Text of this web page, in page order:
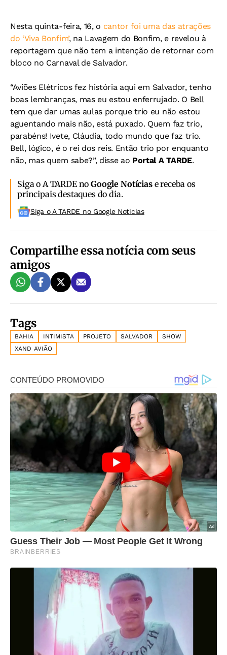
Nesta quinta-feira, 16, o cantor foi uma das atrações
do ‘Viva Bonfim’, na Lavagem do Bonfim, e revelou à
reportagem que não tem a intenção de retornar com
bloco no Carnaval de Salvador.
“Aviões Elétricos fez história aqui em Salvador, tenho
boas lembranças, mas eu estou enferrujado. O Bell
tem que dar umas aulas porque trio eu não estou
aguentando mais não, está puxado. Quem faz trio,
parabéns! Ivete, Cláudia, todo mundo que faz trio.
Bell, lógico, é o rei dos reis. Então trio por enquanto
não, mas quem sabe?”, disse ao Portal A TARDE.
Siga o A TARDE noGoogle Notíciase receba os
principais destaques do dia.
Siga o A TARDE no Google Noticias
Compartilhe essa notícia com seus
amigos
Tags
BAHIA INTIMISTA PROJETO SALVADOR
SHOW
XAND AVIÃO